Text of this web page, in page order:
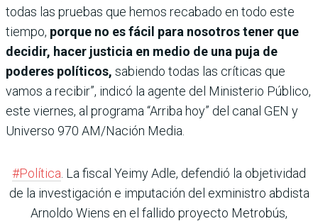
todas las pruebas que hemos recabado en todo este
tiempo, porque no es fácil para nosotros tener que
decidir, hacer justicia en medio de una puja de
poderes políticos, sabiendo todas las críticas que
vamos a recibir”, indicó la agente del Ministerio Público,
este viernes, al programa “Arriba hoy” del canal GEN y
Universo 970 AM/Nación Media.
#Política . La fiscal Yeimy Adle, defendió la objetividad
de la investigación e imputación del exministro abdista
Arnoldo Wiens en el fallido proyecto Metrobús,